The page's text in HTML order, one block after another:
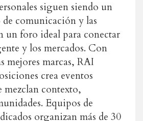
siguen siendo un
comunicación y las
un foro ideal para conectar
y los mercados. Con
mejores marcas, RAI
crea eventos
mezclan contexto,
Equipos de
organizan más de 30